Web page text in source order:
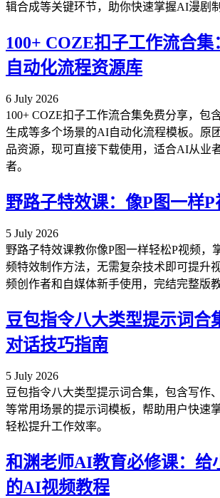
辑合成等关键环节，助你快速掌握AI漫剧
100+ COZE扣子工作流合
自动化流程资源库
6 July 2026
100+ COZE扣子工作流合集免费分享，包
生成等多个场景的AI自动化流程模板。原
品资源，现可直接下载使用，适合AI从业
者。
野路子特效课：像P图一样
5 July 2026
野路子特效课教你像P图一样轻松P视频，
频特效制作方法，无需复杂技术即可提升
频创作者和自媒体新手使用，完结完整版教
豆包指令八大类型提示词合
对话技巧指南
5 July 2026
豆包指令八大类型提示词合集，包含写作
等常用场景的提示词模板，帮助用户快速
轻松提升工作效率。
和渊老师AI教育必修课：给
的AI视频教程